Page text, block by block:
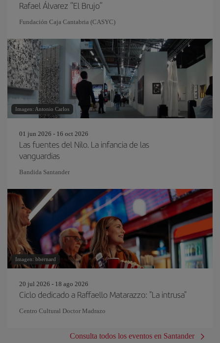
Rafael Álvarez “El Brujo”
Fundación Caja Cantabria (CASYC)
Imagen: Antonio Carlos
01 jun 2026 - 16 oct 2026
Las fuentes del Nilo. La infancia de las
vanguardias
Bandida Santander
Imagen: bbernard
20 jul 2026 - 18 ago 2026
Ciclo dedicado a Raffaello Matarazzo: "La intrusa"
Centro Cultural Doctor Madrazo
Consulta todos los eventos en Santander